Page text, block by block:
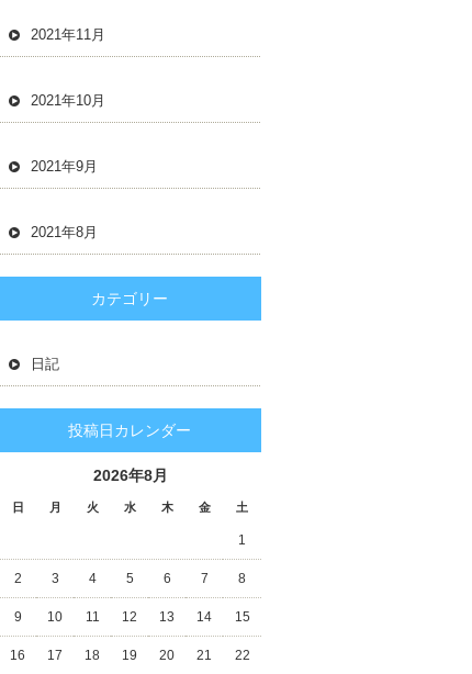
2021年11月
2021年10月
2021年9月
2021年8月
カテゴリー
日記
投稿日カレンダー
2026年8月
日 月 火 水 木 金 土
1
2 3 4 5 6 7 8
9 10 11 12 13 14 15
16 17 18 19 20 21 22